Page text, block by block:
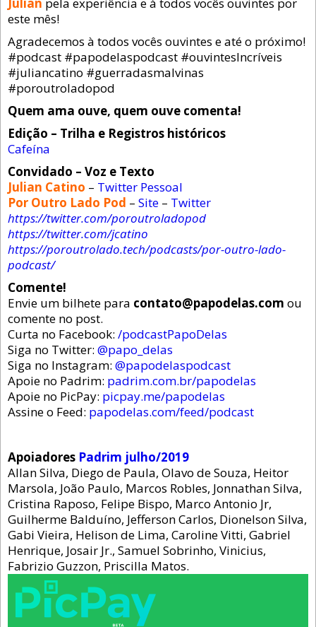
Julian pela experiência e à todos vocês ouvintes por
este mês!
Agradecemos à todos vocês ouvintes e até o próximo!
#podcast #papodelaspodcast #ouvintesIncríveis
#juliancatino #guerradasmalvinas
#poroutroladopod
Quem ama ouve, quem ouve comenta!
Edição – Trilha e Registros históricos
Cafeína
Convidado – Voz e Texto
Julian Catino – Twitter Pessoal
Por Outro Lado Pod – Site – Twitter
https://twitter.com/poroutroladopod
https://twitter.com/jcatino
https://poroutrolado.tech/podcasts/por-outro-lado-
podcast/
Comente!
Envie um bilhete para contato@papodelas.com ou
comente no post.
Curta no Facebook: /podcastPapoDelas
Siga no Twitter: @papo_delas
Siga no Instagram: @papodelaspodcast
Apoie no Padrim: padrim.com.br/papodelas
Apoie no PicPay: picpay.me/papodelas
Assine o Feed: papodelas.com/feed/podcast
Apoiadores Padrim julho/2019
Allan Silva, Diego de Paula, Olavo de Souza, Heitor
Marsola, João Paulo, Marcos Robles, Jonnathan Silva,
Cristina Raposo, Felipe Bispo, Marco Antonio Jr,
Guilherme Balduíno, Jefferson Carlos, Dionelson Silva,
Gabi Vieira, Helison de Lima, Caroline Vitti, Gabriel
Henrique, Josair Jr., Samuel Sobrinho, Vinicius,
Fabrizio Guzzon, Priscilla Matos.